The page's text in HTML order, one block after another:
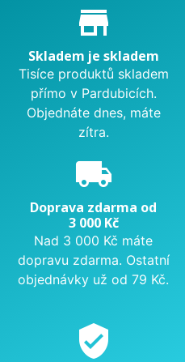
Proč nakupovat u nás?
store_mall_directory
Skladem je skladem
Tisíce produktů skladem
přímo v Pardubicích.
Objednáte dnes, máte
zítra.
local_shipping
Doprava zdarma od
3 000 Kč
Nad 3 000 Kč máte
dopravu zdarma. Ostatní
objednávky už od 79 Kč.
verified_user